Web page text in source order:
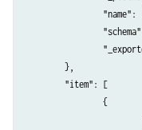
			"key": "ORG",
			"value": "34a55586-2baf-4cce-b2e0-0b293b223af1",
			"type": "default",
			"enabled": true
		},